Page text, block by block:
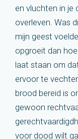
en vluchten in je
overleven. Was
mijn geest
opgroeit dan
laat staan om
ervoor te
brood bereid is
gewoon
voor dood wilt